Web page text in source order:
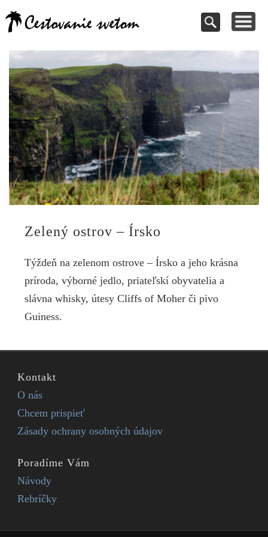
Cestovanie a
dovolenky
svetom
DOVOLENKY Cestujte s nami
VAŠE PRÍSPEVKY Inšpirujte sa
TIPY NA VÝLETY Kde vycestovať
NÁVODY Pomoc pri rezervácii
Zelený ostrov – Írsko
Týždeň na zelenom ostrove – Írsko a jeho krásna
príroda, výborné jedlo, priateľskí obyvatelia a
slávna whisky, útesy Cliffs of Moher či pivo
Guiness.
Kontakt
O nás
Chcem prispieť
Zásady ochrany osobných údajov
Poradíme Vám
Návody
Rebríčky